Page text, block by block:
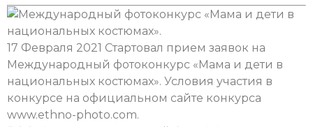
17 Февраля 2021 Стартовал прием заявок на
Международный фотоконкурс «Мама и дети в
национальных костюмах». Условия участия в
конкурсе на официальном сайте конкурса
www.ethno-photo.com.